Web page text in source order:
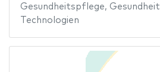
Gesundheitspflege, Gesundheit
Technologien